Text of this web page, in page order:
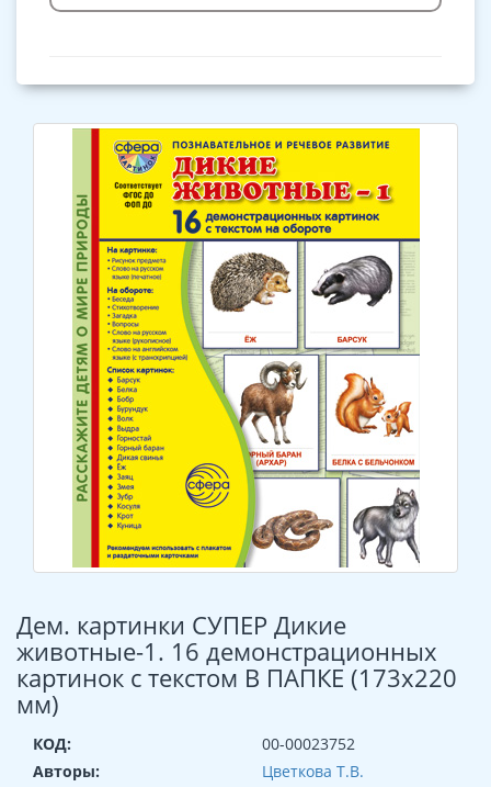
Дем. картинки СУПЕР Дикие
животные-1. 16 демонстрационных
картинок с текстом В ПАПКЕ (173х220
мм)
КОД:
00-00023752
Авторы:
Цветкова Т.В.